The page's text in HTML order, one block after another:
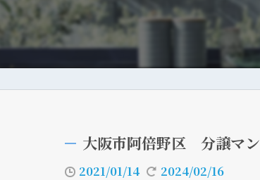
大阪市阿倍野区 分譲マ
2021/01/14 2024/02/16